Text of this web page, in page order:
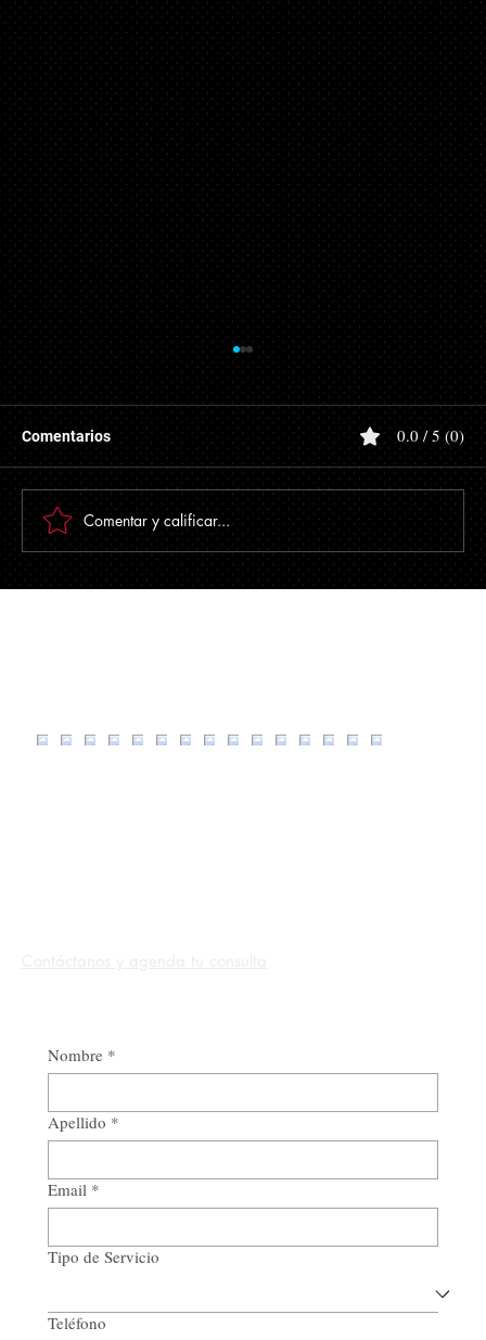
UMA 2026: Nuevos Valores, Impacto
Fiscal y Laboral
El Instituto Nacional de Estadística y Geografía
(INEGI) ha dado a conocer oficialmente los nuevos
valores de la Unidad de Medida y Actualización
(UMA) que entrarán en vigor a partir del 1 de febrero
Comentarios 0.0 / 5 (0)
Comentar y calificar...
Nombre *
Apellido *
Email *
Tipo de Servicio
Teléfono